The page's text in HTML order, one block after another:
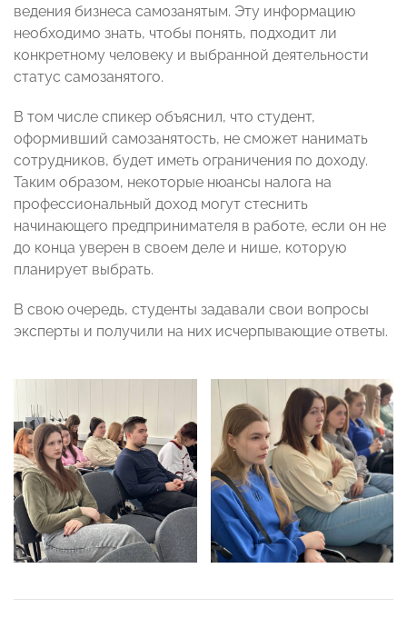
ведения бизнеса самозанятым. Эту информацию
необходимо знать, чтобы понять, подходит ли
конкретному человеку и выбранной деятельности
статус самозанятого.
В том числе спикер объяснил, что студент,
оформивший самозанятость, не сможет нанимать
сотрудников, будет иметь ограничения по доходу.
Таким образом, некоторые нюансы налога на
профессиональный доход могут стеснить
начинающего предпринимателя в работе, если он не
до конца уверен в своем деле и нише, которую
планирует выбрать.
В свою очередь, студенты задавали свои вопросы
эксперты и получили на них исчерпывающие ответы.